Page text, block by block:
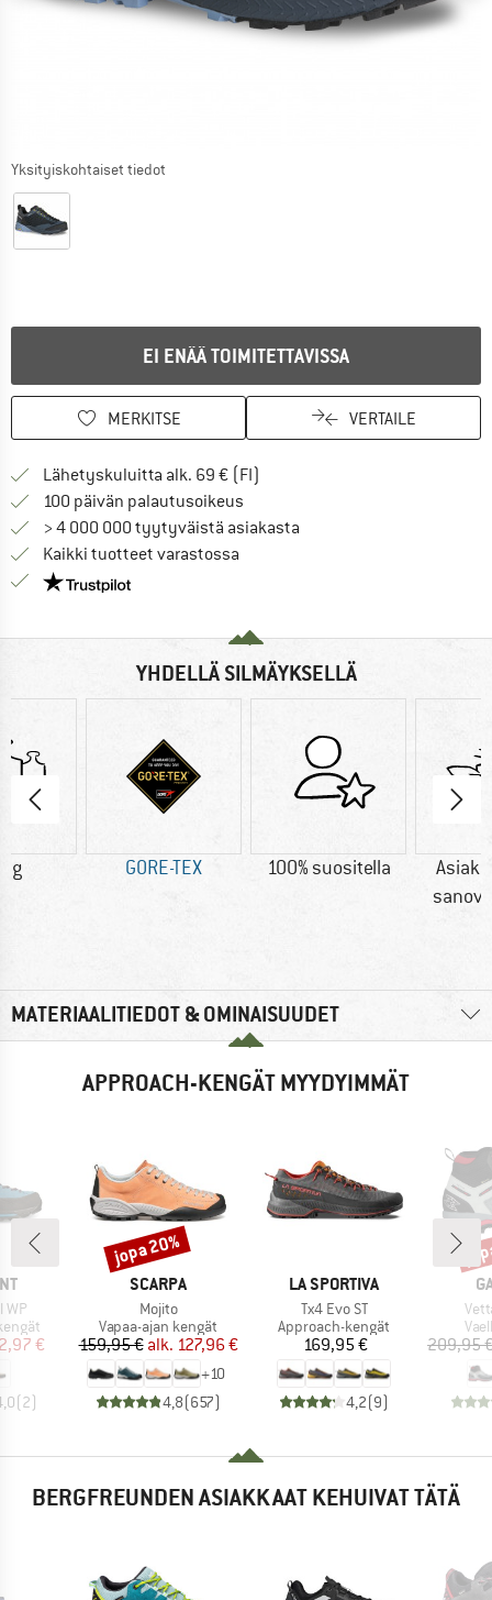
Yksityiskohtaiset tiedot
EI ENÄÄ TOIMITETTAVISSA
MERKITSE VERTAILE
Lähetyskuluitta alk. 69 € (FI)
100 päivän palautusoikeus
> 4 000 000 tyytyväistä asiakasta
Kaikki tuotteet varastossa
Meillä on Trustpilot -sertifiointi - lue lisää tästä!
YHDELLÄ SILMÄYKSELLÄ
g GORE-TEX 100% suositella
MATERIAALITIEDOT & OMINAISUUDET
APPROACH-KENGÄT MYYDYIMMÄT
WP
hinta
€
(2)
MERKKI
SCARPA
Tuote
Mojito
Tuoteryhmä
Vapaa-ajan kengät
Hinta
159,95 € Alennettu hinta
alk. 127,96 €
+10
4,8(657)
Alennus
jopa 20%
MERKKI
LA SPORTIVA
Tuote
Tx4 Evo ST
Tuoteryhmä
Approach-kengät
Hinta
169,95 €
4,2(9)
209,95
BERGFREUNDEN ASIAKKAAT KEHUIVAT TÄTÄ